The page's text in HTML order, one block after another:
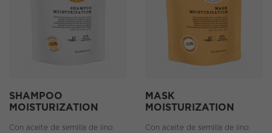
SHAMPOO
MOISTURIZATION
Con aceite de semilla de lino
MASK
MOISTURIZATION
Con aceite de semilla de lino